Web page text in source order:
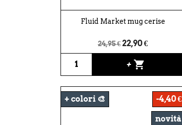
Fluid Market mug cerise
24,95 € 22,90 €
+ shopping_cart
-4,40 €
novità
+ colori 🎨